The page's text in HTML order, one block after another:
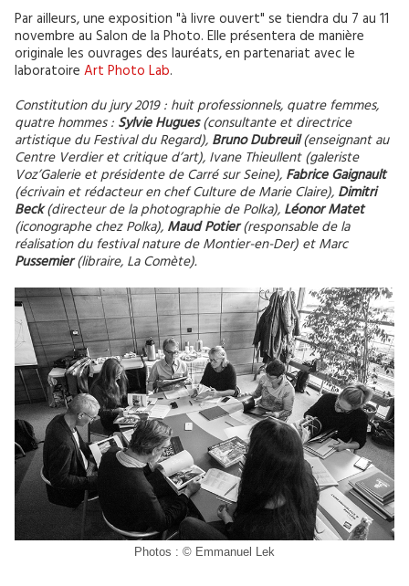
Par ailleurs, une exposition "à livre ouvert" se tiendra du 7 au 11
novembre au Salon de la Photo. Elle présentera de manière
originale les ouvrages des lauréats, en partenariat avec le
laboratoireArt Photo Lab.
Constitution du jury 2019 : huit professionnels, quatre femmes,
quatre hommes :Sylvie Hugues(consultante et directrice
artistique du Festival du Regard),Bruno Dubreuil(enseignant au
Centre Verdier et critique d’art), Ivane Thieullent (galeriste
Voz’Galerie et présidente de Carré sur Seine),Fabrice Gaignault
(écrivain et rédacteur en chef Culture de Marie Claire),Dimitri
Beck(directeur de la photographie de Polka),Léonor Matet
(iconographe chez Polka),Maud Potier(responsable de la
réalisation du festival nature de Montier-en-Der) et Marc
Pussemier(libraire, La Comète).
Photos : © Emmanuel Lek